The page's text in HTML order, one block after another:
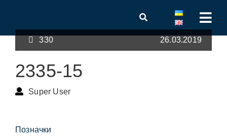
330 26.03.2019
2335-15
Super User
Позначки